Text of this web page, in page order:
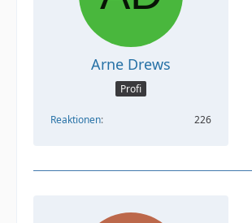
Arne Drews
Profi
Reaktionen 226